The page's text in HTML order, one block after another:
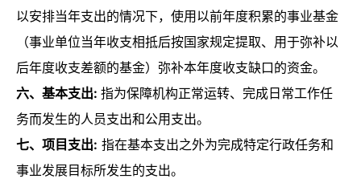
以安排当年支出的情况下，使用以前年度积累的事业基金
（事业单位当年收支相抵后按国家规定提取、用于弥补以
后年度收支差额的基金）弥补本年度收支缺口的资金。
六、基本支出: 指为保障机构正常运转、完成日常工作任
务而发生的人员支出和公用支出。
七、项目支出: 指在基本支出之外为完成特定行政任务和
事业发展目标所发生的支出。